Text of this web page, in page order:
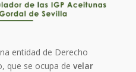
entidad de Derecho
que se ocupa develar